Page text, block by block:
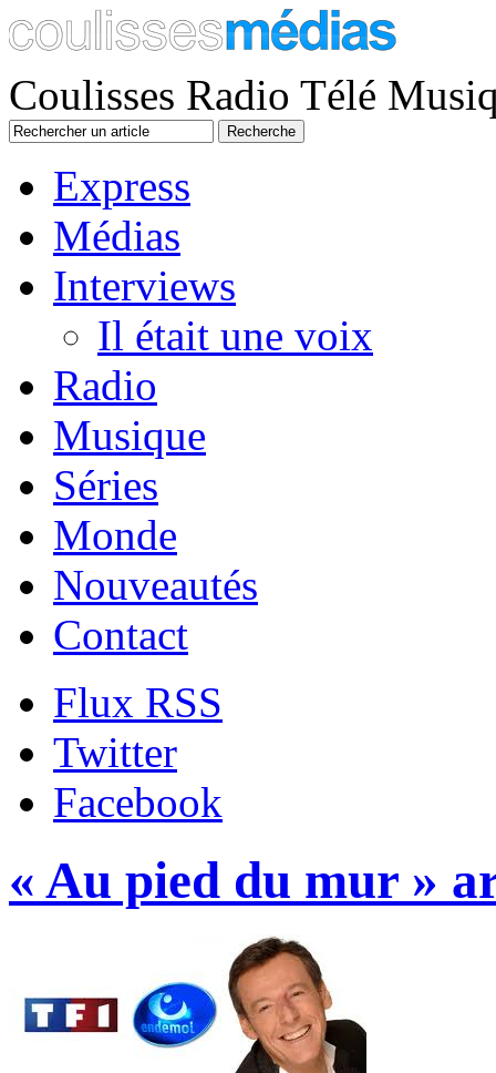
Coulisses Radio Télé
Express
Médias
Interviews
Il était une voix
Radio
Musique
Séries
Monde
Nouveautés
Contact
Flux RSS
Twitter
Facebook
« Au pied du mur »